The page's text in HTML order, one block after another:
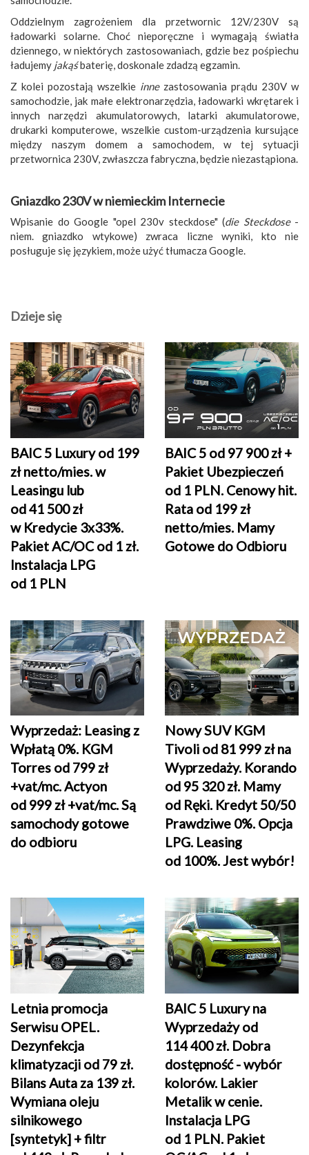
Oddzielnym zagrożeniem dla przetwornic 12V/230V są
ładowarki solarne. Choć nieporęczne i wymagają światła
dziennego, w niektórych zastosowaniach, gdzie bez pośpiechu
ładujemy jakąśbaterię, doskonale zdadzą egzamin.
Z kolei pozostają wszelkie innezastosowania prądu 230V w
samochodzie, jak małe elektronarzędzia, ładowarki wkrętarek i
innych narzędzi akumulatorowych, latarki akumulatorowe,
drukarki komputerowe, wszelkie custom-urządzenia kursujące
między naszym domem a samochodem, w tej sytuacji
przetwornica 230V, zwłaszcza fabryczna, będzie niezastąpiona.
Gniazdko 230V w niemieckim Internecie
Wpisanie do Google "opel 230v steckdose" (die Steckdose-
niem. gniazdko wtykowe) zwraca liczne wyniki, kto nie
posługuje się językiem, może użyć tłumacza Google.
Dzieje się
BAIC 5 Luxury od 199
zł netto/mies. w
Leasingu lub
od 41 500 zł
w Kredycie 3x33%.
Pakiet AC/OC od 1 zł.
Instalacja LPG
od 1 PLN
BAIC 5 od 97 900 zł +
Pakiet Ubezpieczeń
od 1 PLN. Cenowy hit.
Rata od 199 zł
netto/mies. Mamy
Gotowe do Odbioru
Wyprzedaż: Leasing z
Wpłatą 0%. KGM
Torres od 799 zł
+vat/mc. Actyon
od 999 zł +vat/mc. Są
samochody gotowe
do odbioru
Nowy SUV KGM
Tivoli od 81 999 zł na
Wyprzedaży. Korando
od 95 320 zł. Mamy
od Ręki. Kredyt 50/50
Prawdziwe 0%. Opcja
LPG. Leasing
od 100%. Jest wybór!
Letnia promocja
Serwisu OPEL.
Dezynfekcja
klimatyzacji od 79 zł.
Bilans Auta za 139 zł.
Wymiana oleju
silnikowego
[syntetyk] + filtr
BAIC 5 Luxury na
Wyprzedaży od
114 400 zł. Dobra
dostępność - wybór
kolorów. Lakier
Metalik w cenie.
Instalacja LPG
od 1 PLN. Pakiet